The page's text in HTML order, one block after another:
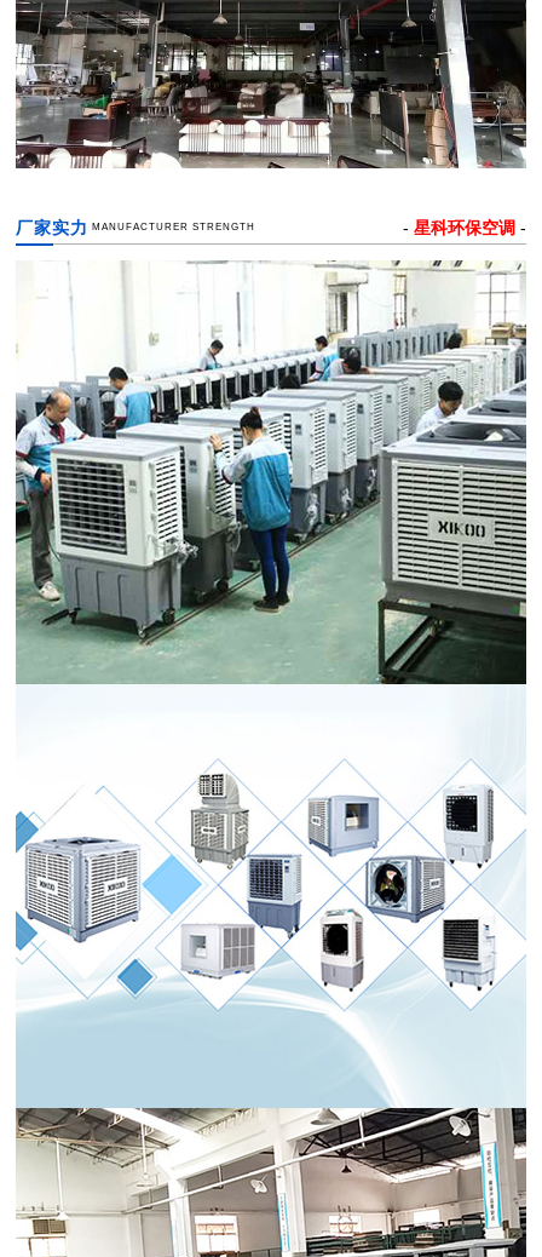
厂家实力 MANUFACTURER STRENGTH - 星科环保空调 -
一站式供应 · 大幅让利批发/合作商
16年专注工业节能
环保空调,蒸发冷省电空调,厂房降温空调
研发生产，厂家直供，品质和服务有保障；
拥有25000平米的现代化产业配套基地，高达30万套整机的
年产能，库存充足；
产品种类齐全 · 全面覆盖市场需求